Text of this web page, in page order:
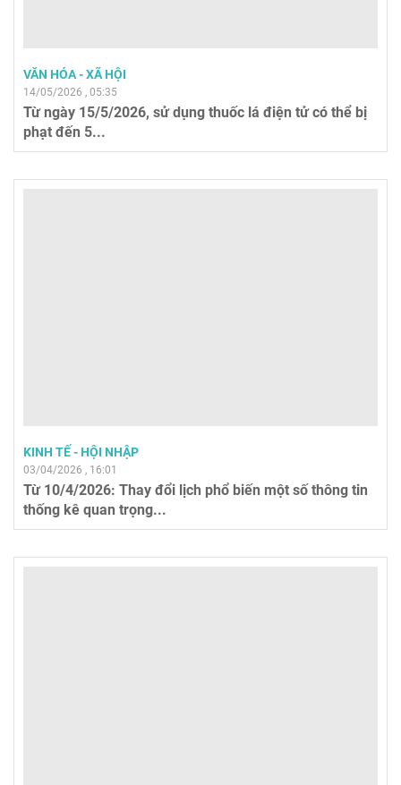
VĂN HÓA - XÃ HỘI
14/05/2026 , 05:35
Từ ngày 15/5/2026, sử dụng thuốc lá điện tử có thể bị
phạt đến 5...
KINH TẾ - HỘI NHẬP
03/04/2026 , 16:01
Từ 10/4/2026: Thay đổi lịch phổ biến một số thông tin
thống kê quan trọng...